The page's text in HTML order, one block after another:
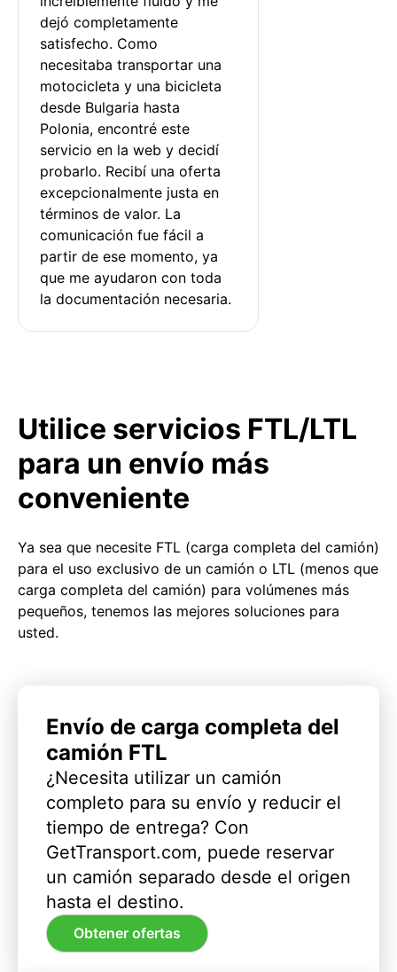
dejó completamente
satisfecho. Como
necesitaba transportar una
motocicleta y una bicicleta
desde Bulgaria hasta
Polonia, encontré este
servicio en la web y decidí
probarlo. Recibí una oferta
excepcionalmente justa en
términos de valor. La
comunicación fue fácil a
partir de ese momento, ya
que me ayudaron con toda
la documentación necesaria.
Utilice servicios FTL/LTL
para un envío más
conveniente
Ya sea que necesite FTL (carga completa del camión)
para el uso exclusivo de un camión o LTL (menos que
carga completa del camión) para volúmenes más
pequeños, tenemos las mejores soluciones para
usted.
Envío de carga completa del
camión FTL
¿Necesita utilizar un camión
completo para su envío y reducir el
tiempo de entrega? Con
GetTransport.com, puede reservar
un camión separado desde el origen
hasta el destino.
Obtener ofertas